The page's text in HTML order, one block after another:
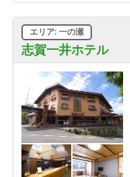
志賀一井ホテル
エリア: 一の瀬